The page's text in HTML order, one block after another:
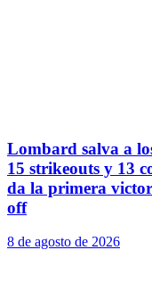
Lombard salva a
15 strikeouts y 13
da la primera
off
8 de agosto de 2026